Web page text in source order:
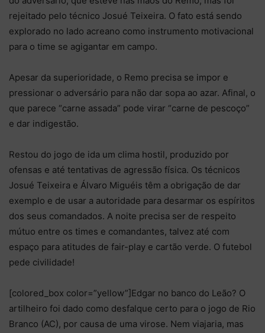
rejeitado pelo técnico Josué Teixeira. O fato está sendo
explorado no lado acreano como instrumento motivacional
para o time se agigantar em campo.
Apesar da superioridade, o Remo precisa se impor e
pressionar o adversário para não dar sopa ao azar. Afinal, o
que parece “carne assada” pode virar “carne de pescoço”
e dar indigestão.
Restou do jogo de ida um clima hostil, produzido por
ofensas e até tentativas de agressão física. Os técnicos
Josué Teixeira e Álvaro Miguéis têm a obrigação de dar
exemplo e de usar a autoridade para desarmar os espíritos
dos seus comandados. A noite precisa ser de respeito
mútuo entre os times e comandantes, talvez até com
espaço para atitudes de fair-play e cartão verde. O futebol
pede civilidade!
[colored_box color=”yellow”]Edgar no banco do Leão? O
artilheiro foi dado como desfalque certo para o jogo de Rio
Branco (AC), por causa de uma virose. Nem viajaria, mas